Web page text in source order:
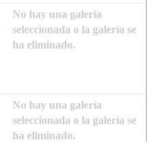
No hay una galería
seleccionada o la galería se
ha eliminado.
No hay una galería
seleccionada o la galería se
ha eliminado.